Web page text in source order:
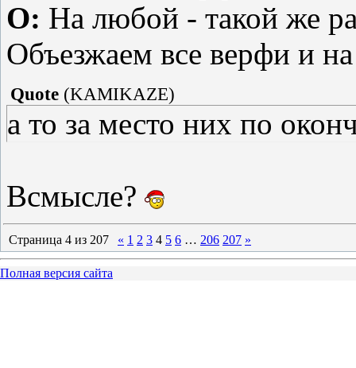
О: На любой - такой же
Объезжаем все верфи и
Quote (KAMIKAZE)
а то за место них по
Всмысле?
Страница 4 из 207 « 1 2 3 4 5 6 … 206 207 »
Полная версия сайта